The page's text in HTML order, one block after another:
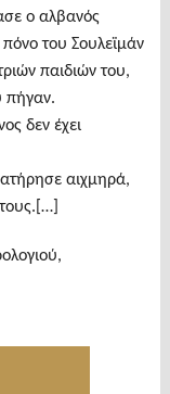
ο αλβανός
πόνο του Σουλεϊμάν
παιδιών του,
πήγαν.
δεν έχει
αιχμηρά,